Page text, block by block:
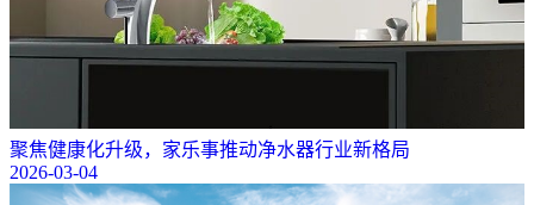
聚焦健康化升级，家乐事推动净水器行业新格局
2026-03-04